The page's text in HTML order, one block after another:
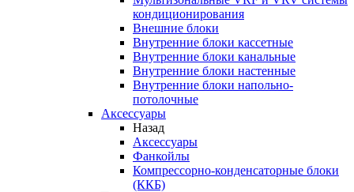
кондиционирования
Внешние блоки
Внутренние блоки кассетные
Внутренние блоки канальные
Внутренние блоки настенные
Внутренние блоки напольно-
потолочные
Аксессуары
Назад
Аксессуары
Фанкойлы
Компрессорно-конденсаторные блоки
(ККБ)